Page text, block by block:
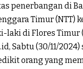
penerbangan di
Timur
laki di Flores Timur
Sabtu (30/11/
orang yang